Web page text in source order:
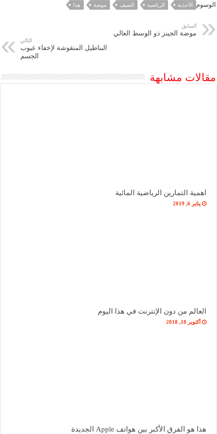
الوسوم الأحذية الرياضية الصيف موضة هذا
السابق
موضة الجينز ذو الوسط العالي
التالي
البناطيل المنقوشة لإخفاء عيوب
الجسم
مقالات مشابهة
اهمية التمارين الرياضية المائية
يناير 6, 2019
العالم من دون الإنترنت في هذا اليوم
أكتوبر 18, 2018
هذا هو الفرق الأكبر بين هواتف Apple الجديدة